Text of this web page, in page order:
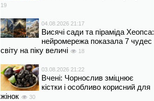
19
04.08.2026 21:17
Висячі сади та піраміда Хеопса:
нейромережа показала 7 чудес
світу на піку величі
18
03.08.2026 21:22
Вчені: Чорнослив зміцнює
кістки і особливо корисний для
жінок
30